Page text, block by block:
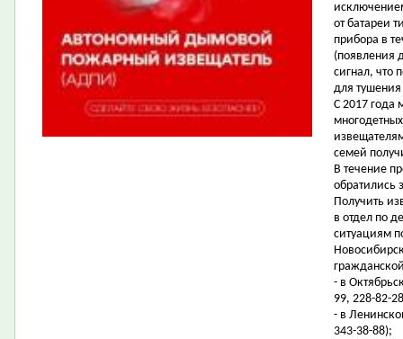
от батареи
прибора в
(появления
сигнал, что
для
С 2017 года
семей
В течение
обратились
Получить
в отдел по
ситуациям
- в
99, 228-82-
- в
343-38-88);